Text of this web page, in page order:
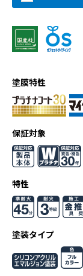
塗膜特性
保証対象
特性
塗装タイプ